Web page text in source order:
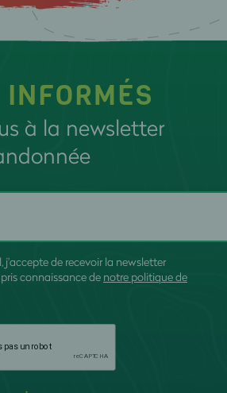
INFORMÉS
à la newsletter
j'accepte de recevoir la newsletter
connaissance de notre politique de